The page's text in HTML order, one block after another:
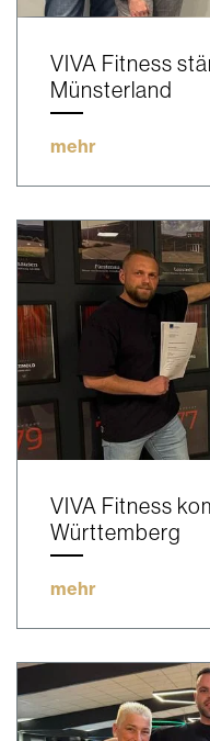
VIVA Fitness
Münsterland
mehr
VIVA Fitness
Württemberg
mehr